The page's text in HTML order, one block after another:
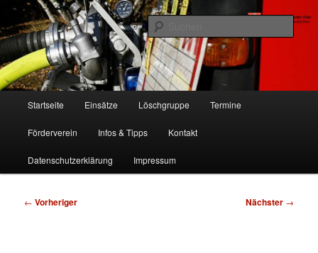
Zum
primären
Inhalt
springenFF Köln, LG RD
Freiwillige Feuerwehr Köln, Löschgruppe Rodenkirchen
Startseite Einsätze Löschgruppe Termine
Förderverein Infos & Tipps Kontakt
Datenschutzerklärung Impressum
Beitragsnavigation
← Vorheriger Nächster →